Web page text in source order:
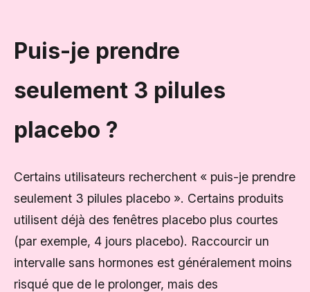
Puis-je prendre
seulement 3 pilules
placebo ?
Certains utilisateurs recherchent « puis-je prendre
seulement 3 pilules placebo ». Certains produits
utilisent déjà des fenêtres placebo plus courtes
(par exemple, 4 jours placebo). Raccourcir un
intervalle sans hormones est généralement moins
risqué que de le prolonger, mais des